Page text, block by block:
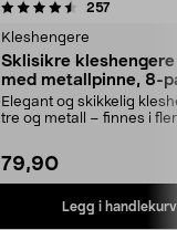
257
Kleshengere
Sklisikre
med metallpinne, 8-
Elegant og skikkelig
tre og metall – finnes i
79,90
Legg i handlekurv
4.5av 5 stjerner